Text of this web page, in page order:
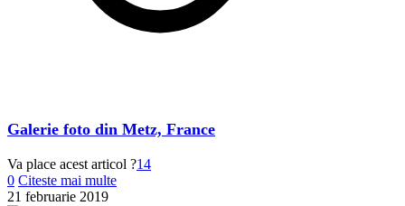
Galerie foto din Metz, France
Va place acest articol ?14
0 Citeste mai multe
21 februarie 2019